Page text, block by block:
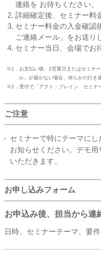
連絡を お待ちください。
詳細確定後、セミナー料
セミナー料金の入金確認
ご連絡メール」をお送り
セミナー当日、会場でお
※1．お支払い後、2営業日またはセミナ
ル」が届かない場合、何らかの行き
※2．受付で「アクト・ブレイン セミナ
ご注意
セミナーで特にテーマに
お知らせください。デモ
いただきます。
お申し込みフォーム
お申込み後、担当から連
日時、セミナーテーマ、要